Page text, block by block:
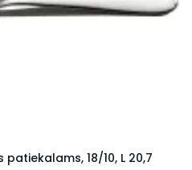
patiekalams, 18/10, L 20,7